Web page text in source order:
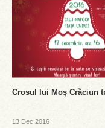
Crosul lui Moș Crăciun
13 Dec 2016